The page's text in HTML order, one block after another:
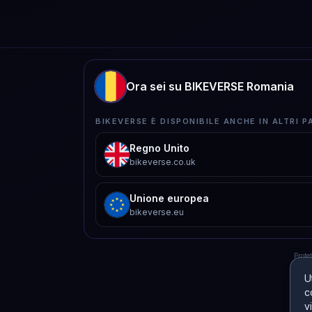
Ora sei su BIKEVERSE Romania
BIKEVERSE È DISPONIBILE ANCHE IN ALTRI
Regno Unito
bikeverse.co.uk
Unione europea
bikeverse.eu